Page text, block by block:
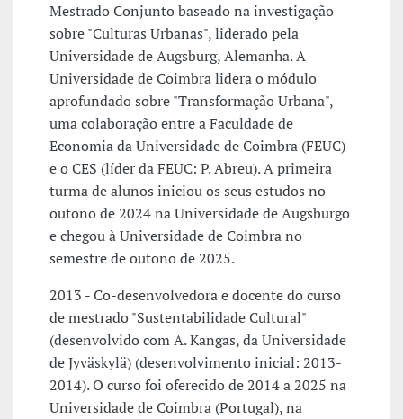
Mestrado Conjunto baseado na investigação
sobre "Culturas Urbanas", liderado pela
Universidade de Augsburg, Alemanha. A
Universidade de Coimbra lidera o módulo
aprofundado sobre "Transformação Urbana",
uma colaboração entre a Faculdade de
Economia da Universidade de Coimbra (FEUC)
e o CES (líder da FEUC: P. Abreu). A primeira
turma de alunos iniciou os seus estudos no
outono de 2024 na Universidade de Augsburgo
e chegou à Universidade de Coimbra no
semestre de outono de 2025.
2013 - Co-desenvolvedora e docente do curso
de mestrado "Sustentabilidade Cultural"
(desenvolvido com A. Kangas, da Universidade
de Jyväskylä) (desenvolvimento inicial: 2013-
2014). O curso foi oferecido de 2014 a 2025 na
Universidade de Coimbra (Portugal), na